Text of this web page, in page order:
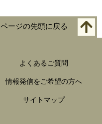
ページの先頭に戻る
よくあるご質問
情報発信をご希望の方へ
サイトマップ